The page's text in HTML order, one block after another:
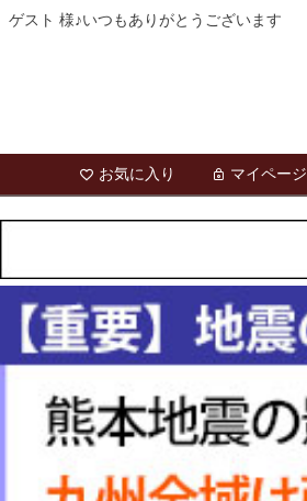
ゲスト 様♪いつもありがとうございます
お気に入り マイページ